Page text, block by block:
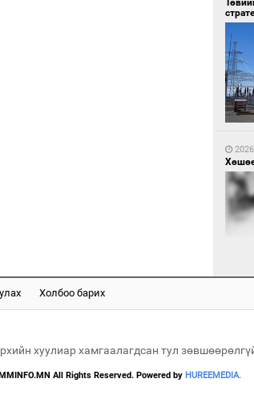
15
Хөшөө
Холбоо барих
хуулиар хамгаалагдсан тул
All Rights Reserved. Powered by HUREEMEDIA.